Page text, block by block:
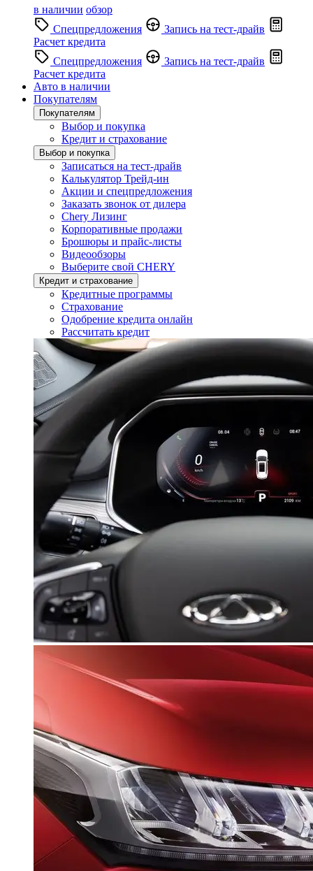
в наличии обзор
Спецпредложения
Запись на тест-драйв
Расчет кредита
Спецпредложения
Запись на тест-драйв
Расчет кредита
Авто в наличии
Покупателям
Покупателям
Выбор и покупка
Кредит и страхование
Выбор и покупка
Записаться на тест-драйв
Калькулятор Трейд-ин
Акции и спецпредложения
Заказать звонок от дилера
Chery Лизинг
Корпоративные продажи
Брошюры и прайс-листы
Видеообзоры
Выберите свой CHERY
Кредит и страхование
Кредитные программы
Страхование
Одобрение кредита онлайн
Рассчитать кредит